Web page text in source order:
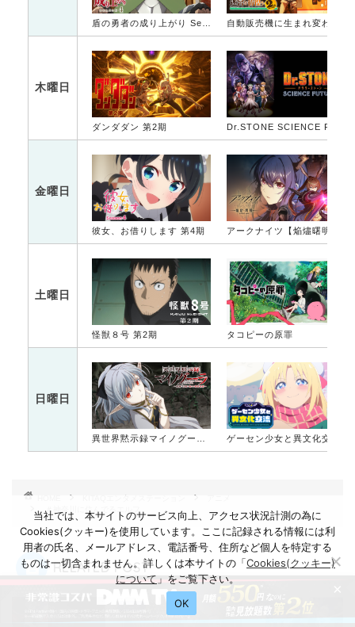
盾の勇者の成り上がり Season 4
木曜日
ダンダダン 第2期
金曜日
彼女、お借りします 第4期
土曜日
怪獣８号 第2期 タコピーの原罪
日曜日
異世界黙示録マイノグーラ～破滅の文明で始める世界征服～ ゲーセン少女と異文化交流
KITAQエンタメステーション
＃神奈川に住んでるエルフ
RELATED POST
アニメ
当社では、本サイトのサービス向上、アクセス状況計測の為に
Cookies(クッキー)を使用しています。ここに記録される情報には利
用者の氏名、メールアドレス、電話番号、住所など個人を特定する
ものは一切含まれません。詳しくは本サイトの「Cookies(クッキー)
について 」をご覧下さい。
OK